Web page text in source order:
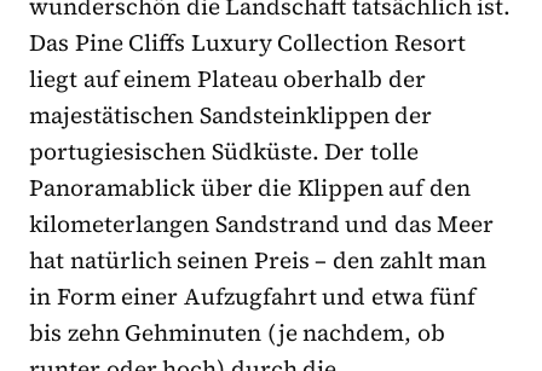
Das Pine Cliffs Luxury Collection Resort
liegt auf einem Plateau oberhalb der
majestätischen Sandsteinklippen der
portugiesischen Südküste. Der tolle
Panoramablick über die Klippen auf den
kilometerlangen Sandstrand und das Meer
hat natürlich seinen Preis – den zahlt man
in Form einer Aufzugfahrt und etwa fünf
bis zehn Gehminuten (je nachdem, ob